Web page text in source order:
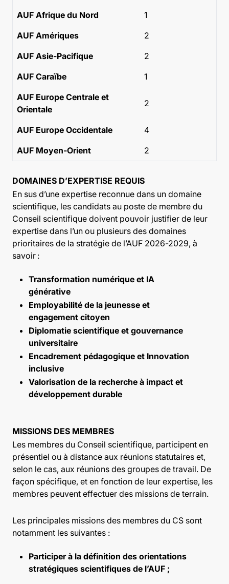
AUF Afrique du Nord
1
AUF Amériques
2
AUF Asie-Pacifique
2
AUF Caraïbe
1
AUF Europe Centrale et
Orientale
2
AUF Europe Occidentale
4
AUF Moyen-Orient
2
DOMAINES D’EXPERTISE REQUIS
En sus d’une expertise reconnue dans un domaine
scientifique, les candidats au poste de membre du
Conseil scientifique doivent pouvoir justifier de leur
expertise dans l’un ou plusieurs des domaines
prioritaires de la stratégie de l’AUF 2026-2029, à
savoir :
Transformation numérique et IA
générative
Employabilité de la jeunesse et
engagement citoyen
Diplomatie scientifique et gouvernance
universitaire
Encadrement pédagogique et Innovation
inclusive
Valorisation de la recherche à impact et
développement durable
MISSIONS DES MEMBRES
Les membres du Conseil scientifique, participent en
présentiel ou à distance aux réunions statutaires et,
selon le cas, aux réunions des groupes de travail. De
façon spécifique, et en fonction de leur expertise, les
membres peuvent effectuer des missions de terrain.
Les principales missions des membres du CS sont
notamment les suivantes :
Participer à la définition des orientations
stratégiques scientifiques de l’AUF ;